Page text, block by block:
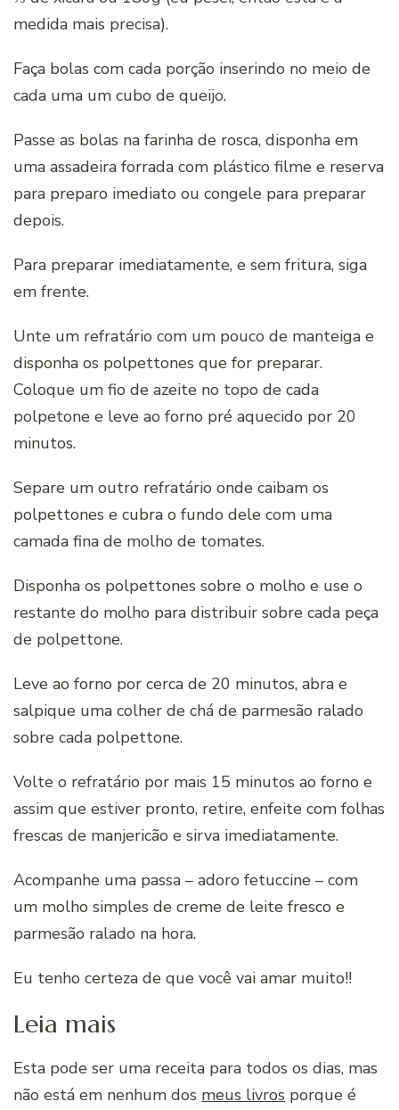
medida mais precisa).
Faça bolas com cada porção inserindo no meio de
cada uma um cubo de queijo.
Passe as bolas na farinha de rosca, disponha em
uma assadeira forrada com plástico filme e reserva
para preparo imediato ou congele para preparar
depois.
Para preparar imediatamente, e sem fritura, siga
em frente.
Unte um refratário com um pouco de manteiga e
disponha os polpettones que for preparar.
Coloque um fio de azeite no topo de cada
polpetone e leve ao forno pré aquecido por 20
minutos.
Separe um outro refratário onde caibam os
polpettones e cubra o fundo dele com uma
camada fina de molho de tomates.
Disponha os polpettones sobre o molho e use o
restante do molho para distribuir sobre cada peça
de polpettone.
Leve ao forno por cerca de 20 minutos, abra e
salpique uma colher de chá de parmesão ralado
sobre cada polpettone.
Volte o refratário por mais 15 minutos ao forno e
assim que estiver pronto, retire, enfeite com folhas
frescas de manjericão e sirva imediatamente.
Acompanhe uma passa – adoro fetuccine – com
um molho simples de creme de leite fresco e
parmesão ralado na hora.
Eu tenho certeza de que você vai amar muito!!
Leia mais
Esta pode ser uma receita para todos os dias, mas
não está em nenhum dos meus livros porque é